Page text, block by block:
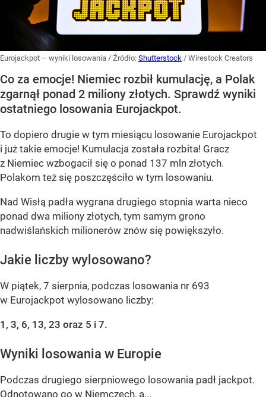
Eurojackpot – wyniki losowania / Źródło: Shutterstock / Wirestock Creators
Co za emocje! Niemiec rozbił kumulację, a Polak
zgarnął ponad 2 miliony złotych. Sprawdź wyniki
ostatniego losowania Eurojackpot.
To dopiero drugie w tym miesiącu losowanie Eurojackpot
i już takie emocje! Kumulacja została rozbita! Gracz
z Niemiec wzbogacił się o ponad 137 mln złotych.
Polakom też się poszczęściło w tym losowaniu.
Nad Wisłą padła wygrana drugiego stopnia warta nieco
ponad dwa miliony złotych, tym samym grono
nadwiślańskich milionerów znów się powiększyło.
Jakie liczby wylosowano?
W piątek, 7 sierpnia, podczas losowania nr 693
w Eurojackpot wylosowano liczby:
1, 3, 6, 13, 23 oraz 5 i 7.
Wyniki losowania w Europie
Podczas drugiego sierpniowego losowania padł jackpot.
Odnotowano go w Niemczech, a...